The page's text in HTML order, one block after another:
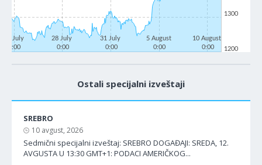
23 July
0:00
28 July
0:00
31 July
0:00
5 August
0:00
10 August
0:00
1200
1300
Ostali specijalni izveštaji
SREBRO
10 avgust, 2026
Sedmični specijalni izveštaj: SREBRO DOGAĐAJI: SREDA, 12.
AVGUSTA U 13:30 GMT+1: PODACI AMERIČKOG...